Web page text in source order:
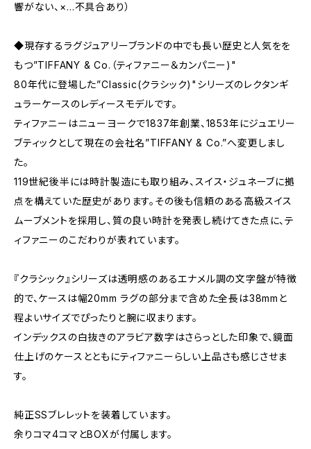
響がない、×…不具合あり）
◆現存するラグジュアリーブランドの中でも長い歴史と人気をを
もつ”TIFFANY & Co.（ティファニー＆カンパニー)"
80年代に登場した”Classic(クラシック)"シリーズのレクタンギ
ュラーケースのレディースモデルです。
ティファニーはニューヨークで1837年創業、1853年にジュエリー
ブティックとして現在の会社名”TIFFANY & Co.”へ変更しまし
た。
119世紀後半には時計製造にも取り組み、スイス・ジュネーブに拠
点を構えていた歴史があります。その後も信頼のある高級スイス
ムーブメントを採用し、質の良い時計を発表し続けてきた点に、テ
ィファニーのこだわりが表れています。
『クラシック』シリーズは透明感のあるエナメル調の文字盤が特徴
的で、ケースは幅20mm ラグの部分まで含めた全長は38mmと
程よいサイズでぴったりと腕に収まります。
インデックスの白抜きのアラビア数字はさらっとした印象で、鏡面
仕上げのケースとともにティファニーらしい上品さも感じさせま
す。
純正SSブレレットを装着しています。
余りコマ4コマとBOXが付属します。